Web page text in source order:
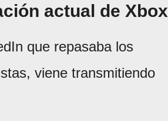
actual de Xbox
que repasaba los
viene transmitiendo